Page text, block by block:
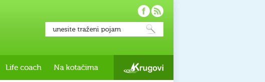
Life coach Na kotačima